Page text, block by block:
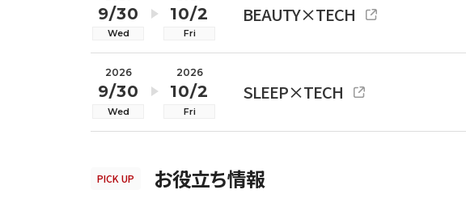
9/30
Wed
10/2
Fri
BEAUTY×TECH
2026
9/30
Wed
2026
10/2
Fri
SLEEP×TECH
PICK UP お役立ち情報